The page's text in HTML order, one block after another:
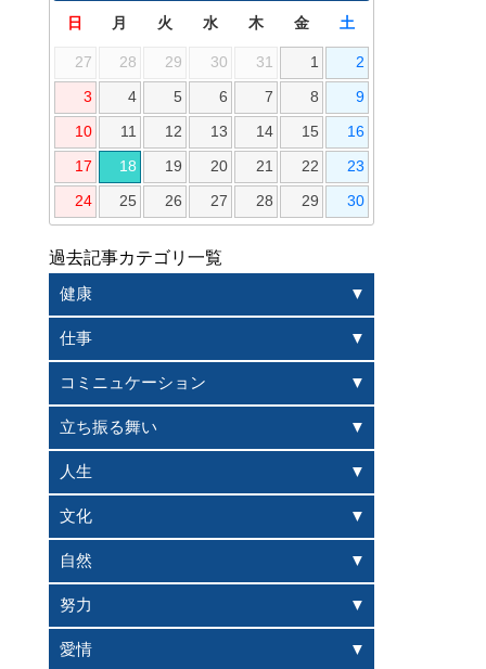
日 月 火 水 木 金 土
27 28 29 30 31 1 2
3 4 5 6 7 8 9
10 11 12 13 14 15 16
17 18 19 20 21 22 23
24 25 26 27 28 29 30
過去記事カテゴリ一覧
健康
仕事
コミニュケーション
立ち振る舞い
人生
文化
自然
努力
愛情